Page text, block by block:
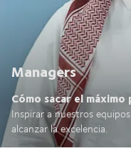
Managers
Cómo sacar el
Inspirar a nuestros
alcanzar la excelencia.